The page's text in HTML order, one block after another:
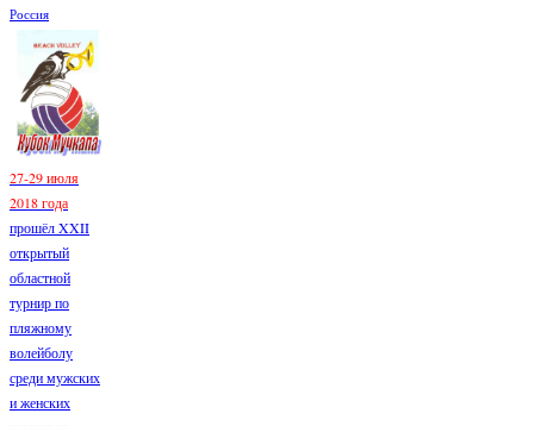
Россия
27-29 июля
2018 года
прошёл XXII
открытый
областной
турнир по
пляжному
волейболу
среди мужских
и женских